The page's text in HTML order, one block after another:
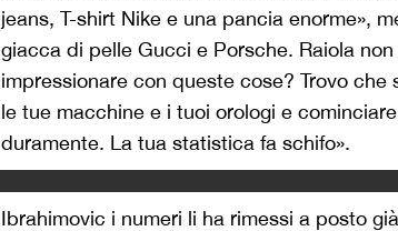
jeans, T-shirt Nike e una pancia enorme»,
giacca di pelle Gucci e Porsche. Raiola
impressionare con queste cose? Trovo
le tue macchine e i tuoi orologi e
duramente. La tua statistica fa schifo».
Ibrahimovic i numeri li ha rimessi a posto